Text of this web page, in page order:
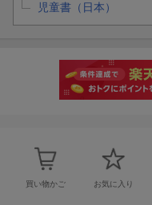
児童書（日本）
買い物かご お気に入り